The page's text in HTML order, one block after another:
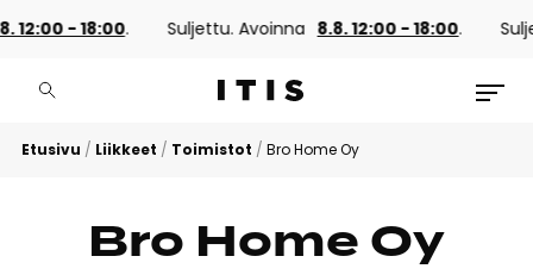
12:00 - 18:00. Suljettu. Avoinna 8.8. 12:00 - 18:00.
Etusivu / Liikkeet / Toimistot / Bro Home Oy
Bro Home Oy